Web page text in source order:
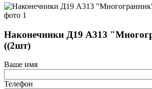
Наконечники Д19 А313
((2шт)
Ваше имя
Телефон